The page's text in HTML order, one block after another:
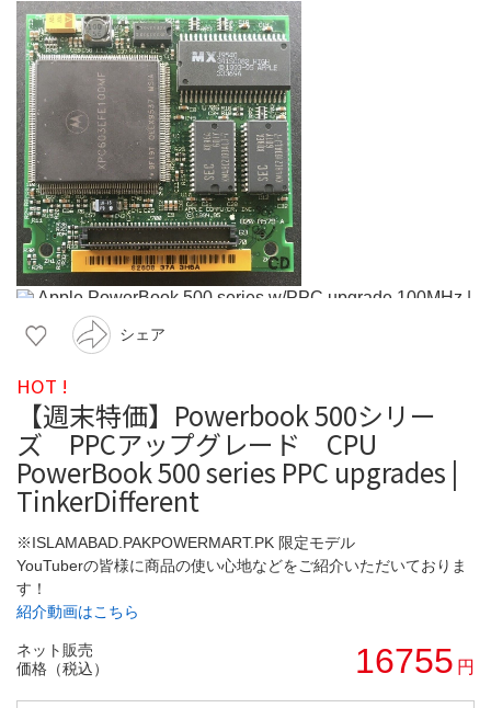
シェア
HOT !
【週末特価】Powerbook 500シリー
ズ PPCアップグレード CPU
PowerBook 500 series PPC upgrades |
TinkerDifferent
※ISLAMABAD.PAKPOWERMART.PK 限定モデル
YouTuberの皆様に商品の使い心地などをご紹介いただいておりま
す！
紹介動画はこちら
ネット販売
価格（税込）
16755 円